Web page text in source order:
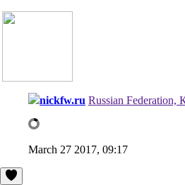
nickfw.ru Russian Federation,
March 27 2017, 09:17